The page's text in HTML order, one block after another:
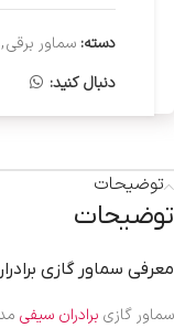
دسته: سماور برقی,
دنبال کنید:
توضیحات
توضیحات
معرفی سماور گازی
سماور گازی برادران سیفی